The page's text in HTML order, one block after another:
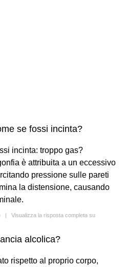
se fossi incinta?
incinta: troppo gas?
è attribuita a un eccessivo
pressione sulle pareti
la distensione, causando
| Visualizza la risposta completa su
alcolica?
rispetto al proprio corpo,